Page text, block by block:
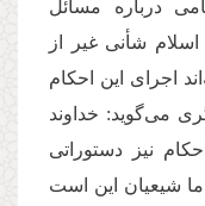
درباره مسائل
شأنی غیر از
اجرای این احکام
می‌گوید: خداوند
نیز دستوراتی
شیعیان این است